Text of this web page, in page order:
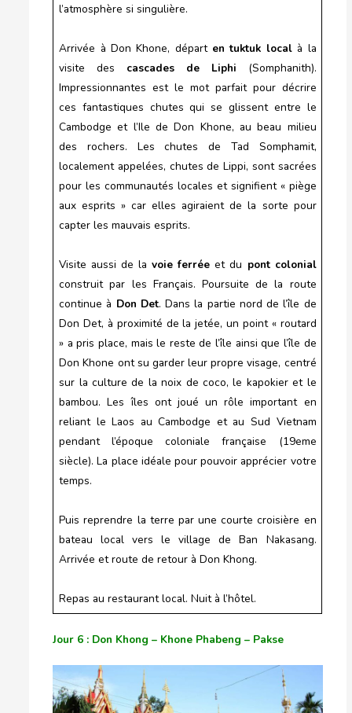
l’atmosphère si singulière.
Arrivée à Don Khone, départ en tuktuk local à la
visite des cascades de Liphi (Somphanith).
Impressionnantes est le mot parfait pour décrire
ces fantastiques chutes qui se glissent entre le
Cambodge et l’Ile de Don Khone, au beau milieu
des rochers. Les chutes de Tad Somphamit,
localement appelées, chutes de Lippi, sont sacrées
pour les communautés locales et signifient « piège
aux esprits » car elles agiraient de la sorte pour
capter les mauvais esprits.
Visite aussi de lavoie ferréeet du pont colonial
construit par les Français. Poursuite de la route
continue à Don Det. Dans la partie nord de l’île de
Don Det, à proximité de la jetée, un point « routard
» a pris place, mais le reste de l’île ainsi que l’île de
Don Khone ont su garder leur propre visage, centré
sur la culture de la noix de coco, le kapokier et le
bambou. Les îles ont joué un rôle important en
reliant le Laos au Cambodge et au Sud Vietnam
pendant l’époque coloniale française (19eme
siècle). La place idéale pour pouvoir apprécier votre
temps.
Puis reprendre la terre par une courte croisière en
bateau local vers le village de Ban Nakasang.
Arrivée et route de retour à Don Khong.
Repas au restaurant local. Nuit à l’hôtel.
Jour 6 : Don Khong – Khone Phabeng – Pakse